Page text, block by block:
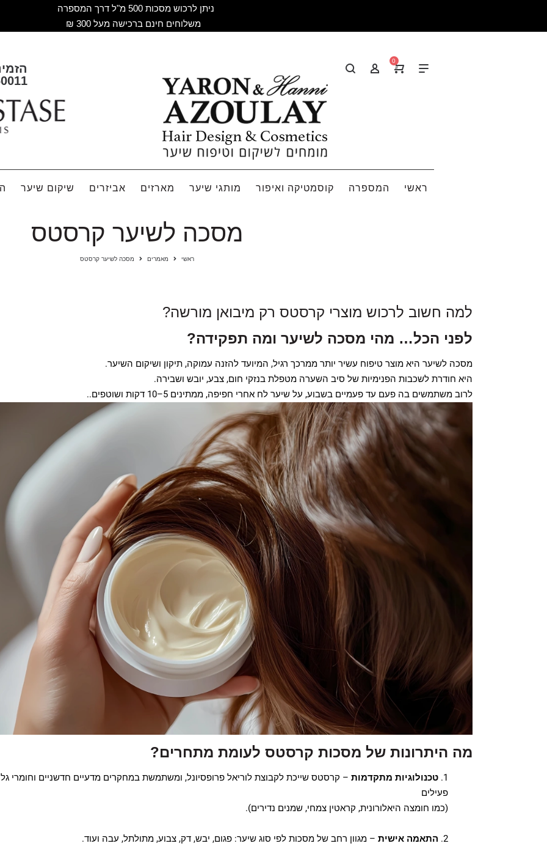
ניתן לרכוש מסכות 500 מ"ל דרך המספרה
משלוחים חינם ברכישה מעל 300 ₪
0
ראשי המספרה קוסמטיקה ואיפור מותגי שיער מארזים אביזרים שיקום שיער
מסכה לשיער קרסטס
ראשי מאמרים מסכה לשיער קרסטס
למה חשוב לרכוש מוצרי קרסטס רק מיבואן מורשה?
לפני הכל… מהי מסכה לשיער ומה תפקידה?
מסכה לשיער היא מוצר טיפוח עשיר יותר ממרכך רגיל, המיועד להזנה עמוקה, תיקון ושיקום השיער.
היא חודרת לשכבות הפנימיות של סיב השערה מטפלת בנזקי חום, צבע, יובש ושבירה.
לרוב משתמשים בה פעם עד פעמיים בשבוע, על שיער לח אחרי חפיפה, ממתינים 5–10 דקות ושוטפים..
מה היתרונות של מסכות קרסטס לעומת מתחרים?
טכנולוגיות מתקדמות – קרסטס שייכת לקבוצת לוריאל פרופסיונל, ומשתמשת במחקרים מדעיים חדשניים וחומרי
פעילים
(כמו חומצה היאלורונית, קראטין צמחי, שמנים נדירים).
התאמה אישית – מגוון רחב של מסכות לפי סוג שיער: פגום, יבש, דק, צבוע, מתולתל, עבה ועוד.